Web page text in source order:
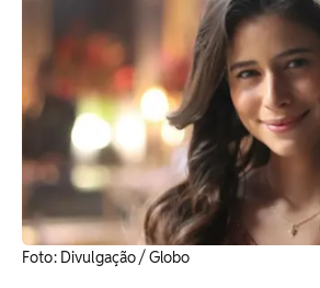
Foto: Divulgação / Globo